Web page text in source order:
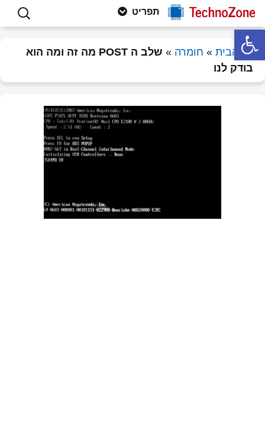
Technozone
פתרון תקלות חומרה ותוכנה, וטיפים
למחשבים
תפריט חיפוש:
דף הבית » חומרה »
שלב ה POST מה זה ומה הוא
בודק לנו
פתח סרגל נגישות